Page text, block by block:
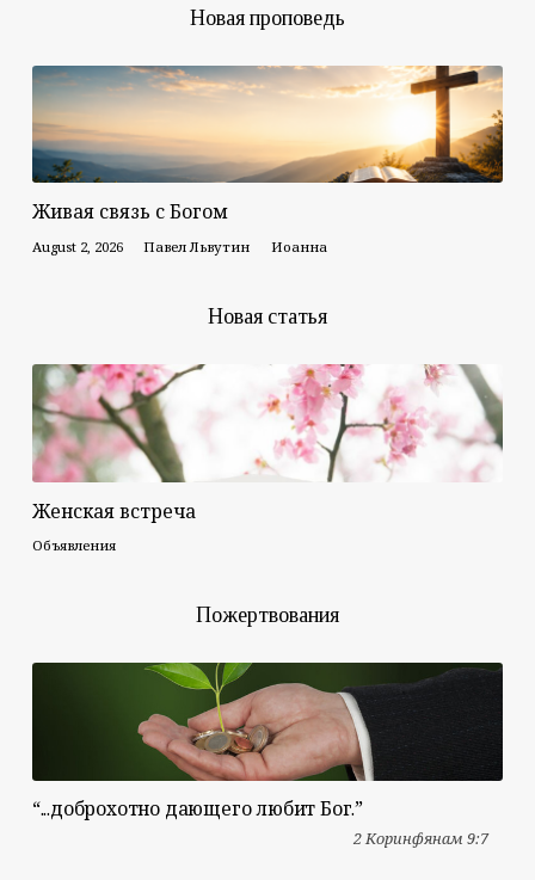
Новая проповедь
Живая связь с Богом
August 2, 2026 Павел Львутин Иоанна
Новая статья
Женская встреча
Объявления
Пожертвования
“...доброхотно дающего любит Бог.”
2 Коринфянам 9:7